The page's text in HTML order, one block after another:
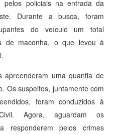
pelos policiais na entrada da
Durante a busca, foram
do veículo um total
de maconha, o que levou à
apreenderam uma quantia de
Os suspeitos, juntamente com
foram conduzidos à
Agora, aguardam os
responderem pelos crimes